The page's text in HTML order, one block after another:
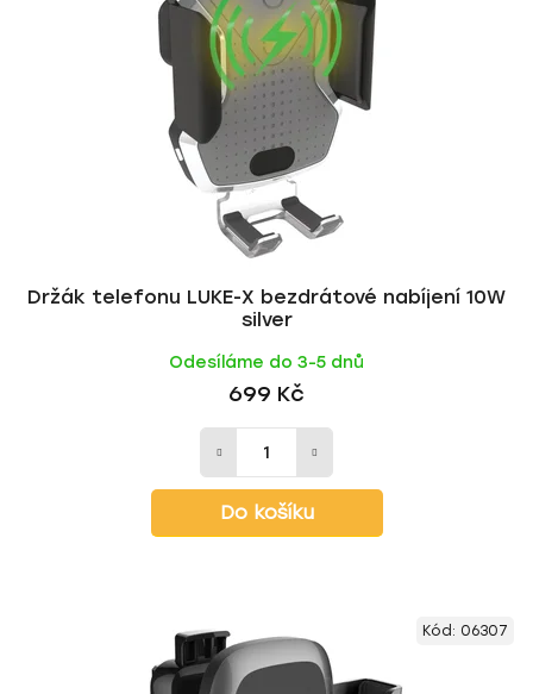
Držák telefonu LUKE-X bezdrátové nabíjení 10W
silver
Odesíláme do 3-5 dnů
699 Kč
Do košíku
Kód: 06307